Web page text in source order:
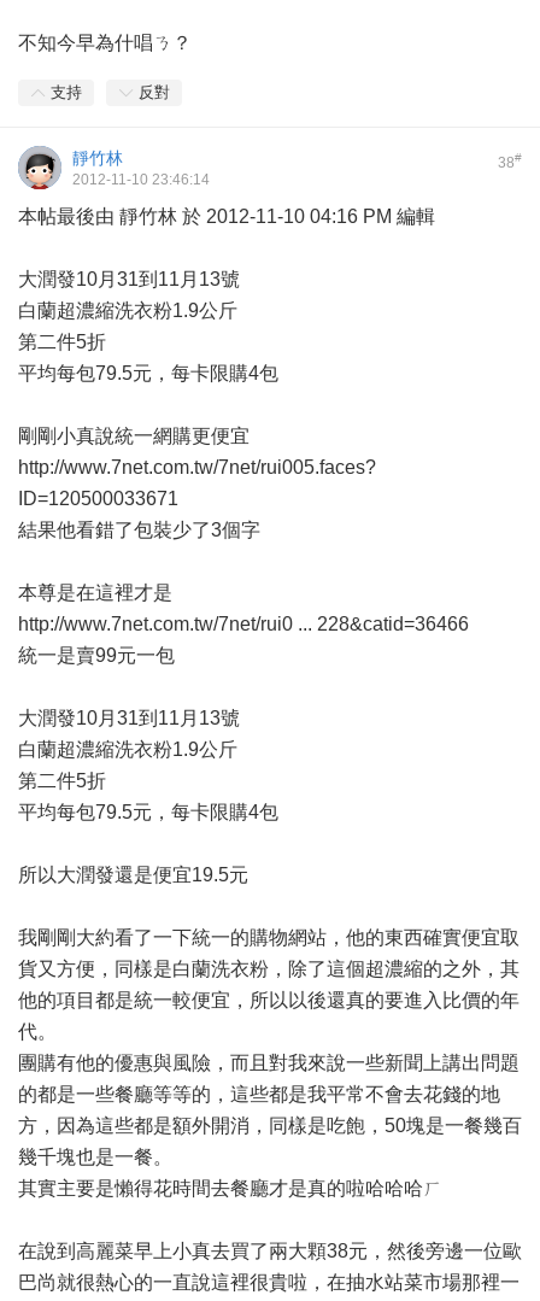
不知今早為什唱ㄋ？
支持 反對
38#
靜竹林
2012-11-10 23:46:14
本帖最後由 靜竹林 於 2012-11-10 04:16 PM 編輯
大潤發10月31到11月13號
白蘭超濃縮洗衣粉1.9公斤
第二件5折
平均每包79.5元，每卡限購4包
剛剛小真說統一網購更便宜
http://www.7net.com.tw/7net/rui005.faces?
ID=120500033671
結果他看錯了包裝少了3個字
本尊是在這裡才是
http://www.7net.com.tw/7net/rui0 ... 228&catid=36466
統一是賣99元一包
大潤發10月31到11月13號
白蘭超濃縮洗衣粉1.9公斤
第二件5折
平均每包79.5元，每卡限購4包
所以大潤發還是便宜19.5元
我剛剛大約看了一下統一的購物網站，他的東西確實便宜取
貨又方便，同樣是白蘭洗衣粉，除了這個超濃縮的之外，其
他的項目都是統一較便宜，所以以後還真的要進入比價的年
代。
團購有他的優惠與風險，而且對我來說一些新聞上講出問題
的都是一些餐廳等等的，這些都是我平常不會去花錢的地
方，因為這些都是額外開消，同樣是吃飽，50塊是一餐幾百
幾千塊也是一餐。
其實主要是懶得花時間去餐廳才是真的啦哈哈哈ㄏ
在說到高麗菜早上小真去買了兩大顆38元，然後旁邊一位歐
巴尚就很熱心的一直說這裡很貴啦，在抽水站菜市場那裡一